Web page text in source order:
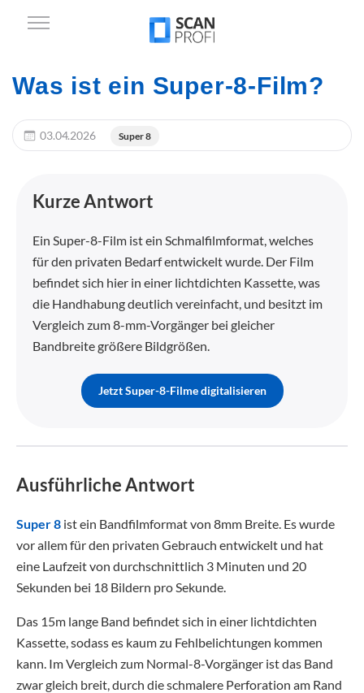
Was ist ein Super-8-Film?
03.04.2026 Super 8
Kurze Antwort
Ein Super-8-Film ist ein Schmalfilmformat, welches
für den privaten Bedarf entwickelt wurde. Der Film
befindet sich hier in einer lichtdichten Kassette, was
die Handhabung deutlich vereinfacht, und besitzt im
Vergleich zum 8-mm-Vorgänger bei gleicher
Bandbreite größere Bildgrößen.
Jetzt Super-8-Filme digitalisieren
Ausführliche Antwort
Super 8 ist ein Bandfilmformat von 8mm Breite. Es wurde
vor allem für den privaten Gebrauch entwickelt und hat
eine Laufzeit von durchschnittlich 3 Minuten und 20
Sekunden bei 18 Bildern pro Sekunde.
Das 15m lange Band befindet sich in einer lichtdichten
Kassette, sodass es kaum zu Fehlbelichtungen kommen
kann. Im Vergleich zum Normal-8-Vorgänger ist das Band
zwar gleich breit, durch die schmalere Perforation am Rand